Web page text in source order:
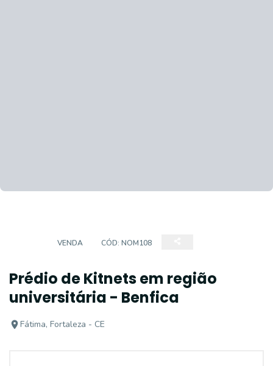
VENDA CÓD: NOM108
Prédio de Kitnets em região
universitária - Benfica
Fátima, Fortaleza - CE